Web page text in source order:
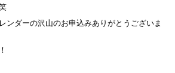
ンダーの沢山のお申込みありがとうございま